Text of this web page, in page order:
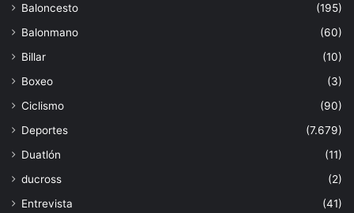
Baloncesto
(195)
Balonmano
(60)
Billar
(10)
Boxeo
(3)
Ciclismo
(90)
Deportes
(7.679)
Duatlón
(11)
ducross
(2)
Entrevista
(41)